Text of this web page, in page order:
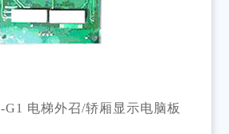
电梯外召/轿厢显示电脑板